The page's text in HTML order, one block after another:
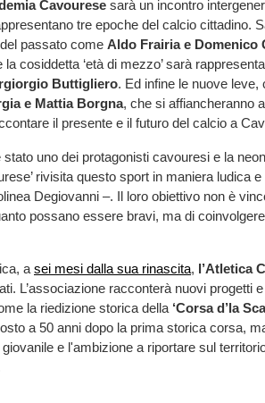
Cavourese sarà un incontro
tre epoche del calcio cittadino.
passato come Aldo Frairia e Domenico
la cosiddetta ‘età di mezzo’ sarà
Buttigliero. Ed infine le nuove leve,
e Mattia Borgna, che si affiancheranno
il presente e il futuro del calcio a
stato uno dei protagonisti cavouresi e la
rivisita questo sport in maniera ludica
Degiovanni –. Il loro obiettivo non è
possano essere bravi, ma di
a sei mesi dalla sua rinascita, l’Atletica
L’associazione racconterà nuovi progetti
la riedizione storica della ‘Corsa d’la
a 50 anni dopo la prima storica corsa,
e l'ambizione a riportare sul